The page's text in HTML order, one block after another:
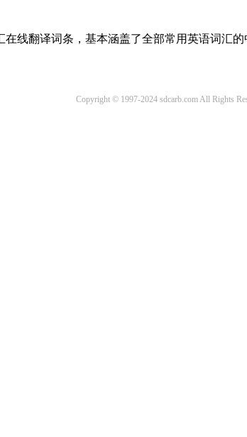
线翻译词条，基本涵盖了全部常用英语词汇
Copyright © 1997-2024 sdcarb.com All Rights